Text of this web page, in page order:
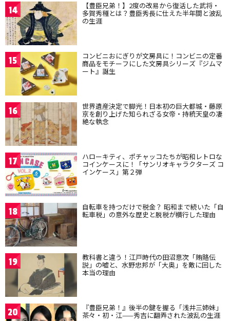
14 【豊臣兄弟！】2度の改易から復活した武将・
多賀秀種とは？豊臣秀長に仕えた半年間と波乱
の生涯
15 コンビニおにぎりが文房具に！コンビニの定番
商品をモチーフにした文房具シリーズ『ジムマ
ート』誕生
16 世界遺産決定で脚光！日本初の巨大都城・藤原
京を創り上げた知られざる女帝・持統天皇の凄
絶な執念
17 ハローキティ、ポチャッコたちが昭和レトロな
コインケースに！「サンリオキャラクターズ コ
インケース」第２弾
18 自転車を持つだけで税金？ 昭和まで続いた「自
転車税」の意外な歴史と脱税が横行した理由
19 教科書と違う！江戸時代の田沼意次「賄賂伝
説」の嘘と、水野忠邦が「大奥」を敵に回した
本当の理由
20 『豊臣兄弟！』後半の鍵を握る「浅井三姉妹」
茶々・初・江——秀吉に翻弄された波乱の生涯